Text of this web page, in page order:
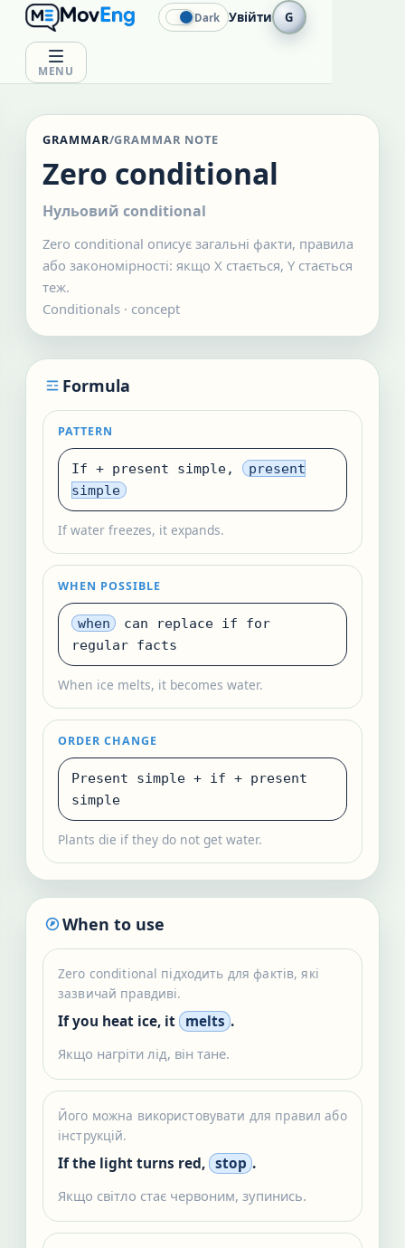
MENU
Dark Увійти G
GRAMMAR/GRAMMAR NOTE
Zero conditional
Нульовий conditional
Zero conditional описує загальні факти, правила
або закономірності: якщо X стається, Y стається
теж.
Conditionals · concept
Formula
PATTERN
If + present simple,
present
simple
If water freezes, it expands.
WHEN POSSIBLE
when
can replace if for
regular facts
When ice melts, it becomes water.
ORDER CHANGE
Present simple + if + present
simple
Plants die if they do not get water.
When to use
Zero conditional підходить для фактів, які
зазвичай правдиві.
If you heat ice, it melts .
Якщо нагріти лід, він тане.
Його можна використовувати для правил або
інструкцій.
If the light turns red, stop .
Якщо світло стає червоним, зупинись.